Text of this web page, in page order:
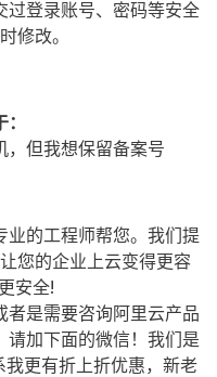
过登录账号、密码等安全
修改。
，但我想保留备案号
业的工程师帮您。我们提
您的企业上云变得更容
安全!
者是需要咨询阿里云产品
请加下面的微信！我们是
更有折上折优惠，新老